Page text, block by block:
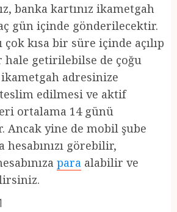
banka kartınız ikametgah
gün içinde gönderilecektir.
çok kısa bir süre içinde açılıp
hale getirilebilse de çoğu
adresinize
edilmesi ve aktif
ortalama 14 günü
Ancak yine de mobil şube
hesabınızı görebilir,
para alabilir ve